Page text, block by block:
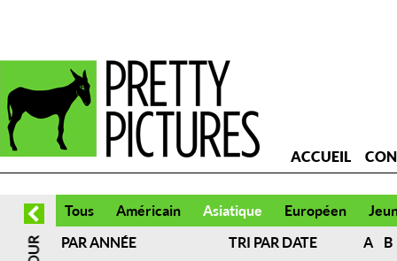
ACCUEIL
Tous Américain Asiatique Européen
PAR ANNÉE
TRI PAR DATE A
B